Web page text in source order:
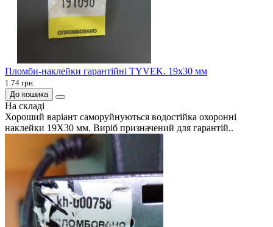
Пломби-наклейки гарантійні TYVEK. 19х30 мм
1.74 грн.
До кошика
На складі
Хороший варіант саморуйнуються водостійка охоронні
наклейки 19Х30 мм. Виріб призначений для гарантій..